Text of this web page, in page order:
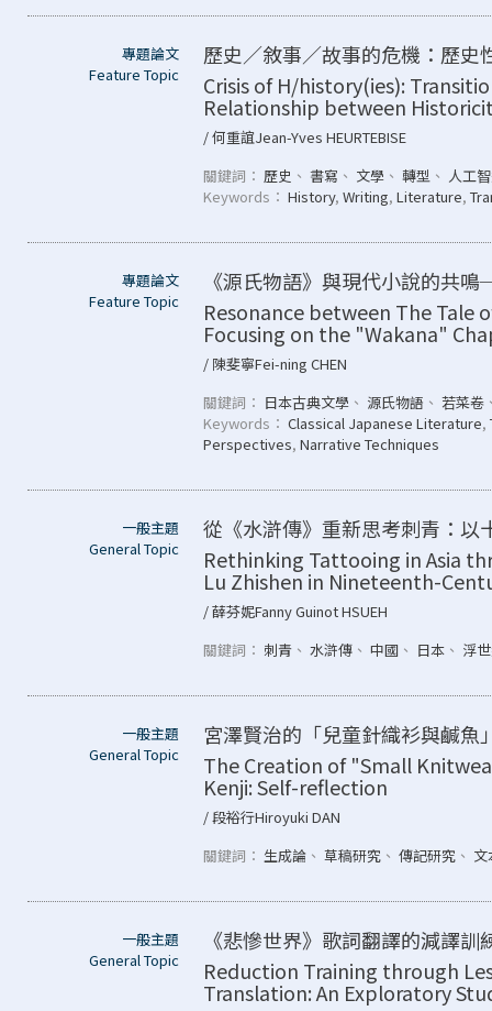
專題論文
Feature Topic
歷史／敘事／故事的危機：歷史
Crisis of H/history(ies):
Relationship between
/ 何重誼Jean-Yves HEURTEBISE
關鍵詞： 歷史 、 書寫 、 文學 、 轉型 、 人工
Keywords： History, Writing, Literature,
專題論文
Feature Topic
《源氏物語》與現代小說的共
Resonance between The Tale
Focusing on the "Wakana"
/ 陳斐寧Fei-ning CHEN
關鍵詞： 日本古典文學 、 源氏物語 、 若菜卷
Keywords： Classical Japanese Literature,
Perspectives, Narrative Techniques
一般主題
General Topic
從《水滸傳》重新思考刺青：以
Rethinking Tattooing in Asia
Lu Zhishen in Nineteenth-
/ 薛芬妮Fanny Guinot HSUEH
關鍵詞： 刺青 、 水滸傳 、 中國 、 日本 、 浮
一般主題
General Topic
宮澤賢治的「兒童針織衫與鹹
The Creation of "Small
Kenji: Self-reflection
/ 段裕行Hiroyuki DAN
關鍵詞： 生成論 、 草稿研究 、 傳記研究 、 文
一般主題
General Topic
《悲慘世界》歌詞翻譯的減譯訓
Reduction Training through
Translation: An Exploratory